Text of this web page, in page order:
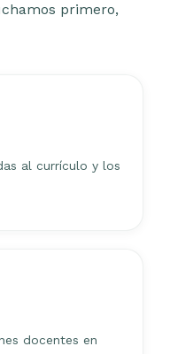
primero,
al currículo y los
docentes en